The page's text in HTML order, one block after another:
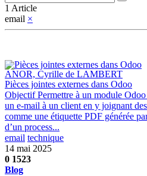
1 Article
email ×
ANOR, Cyrille de LAMBERT
Pièces jointes externes dans Odoo
Objectif Permettre à un module
un e-mail à un client en y joignant
comme une étiquette PDF générée
d’un process...
email technique
14 mai 2025
0 1523
Blog